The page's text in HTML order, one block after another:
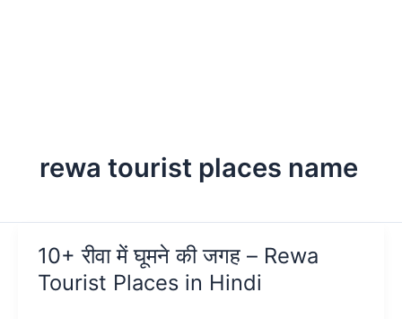
rewa tourist places name
10+ रीवा में घूमने की जगह – Rewa
Tourist Places in Hindi